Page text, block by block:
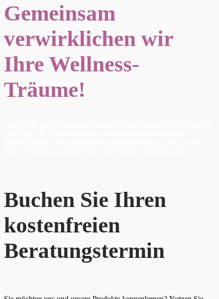
Gemeinsam
verwirklichen wir
Ihre Wellness-
Träume!
Buchen Sie Ihren
kostenfreien
Beratungstermin